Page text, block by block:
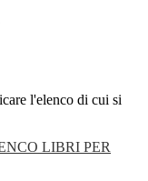
l'elenco di cui si
LIBRI PER